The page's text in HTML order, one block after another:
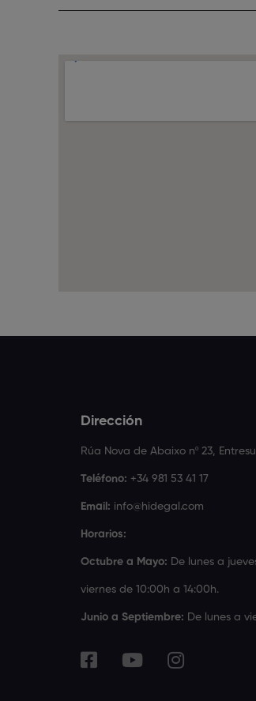
Dirección
Rúa Nova de Abaixo nº 23,
Teléfono: +34 981 53 41 17
Email: info@hidegal.com
Horarios:
Octubre a Mayo: De lunes a
viernes de 10:00h a 14:00h.
Junio a Septiembre: De lunes a